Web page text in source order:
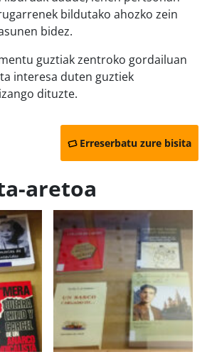
bildutako ahozko zein
bidez.
guztiak zentroko gordailuan
interesa duten guztiek
dituzte.
Erreserbatu zure bisita
aretoa